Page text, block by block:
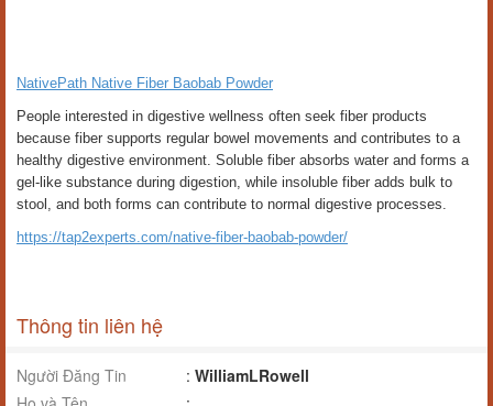
NativePath Native Fiber Baobab Powder
People interested in digestive wellness often seek fiber products
because fiber supports regular bowel movements and contributes to a
healthy digestive environment. Soluble fiber absorbs water and forms a
gel-like substance during digestion, while insoluble fiber adds bulk to
stool, and both forms can contribute to normal digestive processes.
https://tap2experts.com/native-fiber-baobab-powder/
Thông tin liên hệ
Người Đăng Tin : WilliamLRowell